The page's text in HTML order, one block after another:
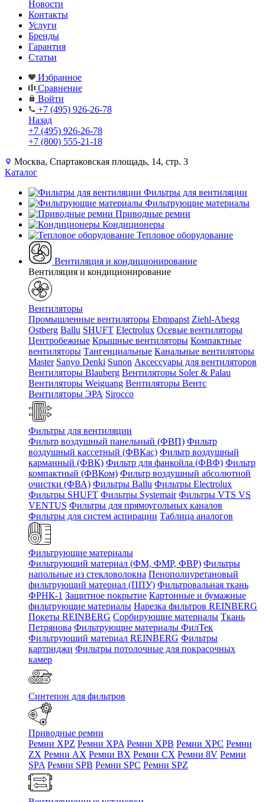
Новости
Контакты
Услуги
Бренды
Гарантия
Статьи
Избранное
Сравнение
Войти
+7 (495) 926-26-78
Назад
+7 (495) 926-26-78
+7 (800) 555-21-18
Москва, Спартаковская площадь, 14, стр. 3
Каталог
Фильтры для вентиляции
Фильтрующие материалы
Приводные ремни
Кондиционеры
Тепловое оборудование
Вентиляция и кондиционирование
Вентиляция и кондиционирование
Вентиляторы
Промышленные вентиляторы Ebmpapst Ziehl-Abegg
Ostberg Ballu SHUFT Electrolux Осевые вентиляторы
Центробежные Крышные вентиляторы Компактные
вентиляторы Тангенциальные Канальные вентиляторы
Master Sanyo Denki Sunon Аксессуары для вентиляторов
Вентиляторы Blauberg Вентиляторы Soler & Palau
Вентиляторы Weiguang Вентиляторы Вентс
Вентиляторы ЭРА Sirocco
Фильтры для вентиляции
Фильтр воздушный панельный (ФВП) Фильтр
воздушный кассетный (ФВКас) Фильтр воздушный
карманный (ФВК) Фильтр для фанкойла (ФВФ) Фильтр
компактный (ФВКом) Фильтр воздушный абсолютной
очистки (ФВА) Фильтры Ballu Фильтры Electrolux
Фильтры SHUFT Фильтры Systemair Фильтры VTS VS
VENTUS Фильтры для прямоугольных каналов
Фильтры для систем аспирации Таблица аналогов
Фильтрующие материалы
Фильтрующий материал (ФМ, ФМР, ФВР) Фильтры
напольные из стекловолокна Пенополиуретановый
фильтрующий материал (ППУ) Фильтровальная ткань
ФРНК-1 Защитное покрытие Картонные и бумажные
фильтрующие материалы Нарезка фильтров REINBERG
Покеты REINBERG Сорбирующие материалы Ткань
Петрянова Фильтрующие материалы ФилТек
Фильтрующий материал REINBERG Фильтры
картриджи Фильтры потолочные для покрасочных
камер
Синтепон для фильтров
Приводные ремни
Ремни XPZ Ремни XPA Ремни XPB Ремни XPC Ремни
ZX Ремни AX Ремни BX Ремни CX Ремни 8V Ремни
SPA Ремни SPB Ремни SPC Ремни SPZ